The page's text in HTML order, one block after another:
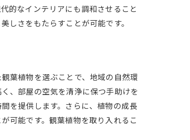
的なインテリアにも調和させること
しさをもたらすことが可能です。
葉植物を選ぶことで、地域の自然環
、部屋の空気を清浄に保つ手助けを
を提供します。さらに、植物の成長
可能です。観葉植物を取り入れるこ